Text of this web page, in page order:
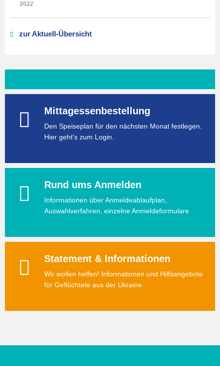
2022
zur Aktuell-Übersicht
Mittagessenbestellung
Den Speiseplan für den nächsten Monat festlegen.
Hier geht's zum Login.
Rund ums Anmelden
Informationen über Anmeldeablaufplan,
Auswahlverfahren, einzelne Anmeldeformulare
Statement & Informationen
Wir wollen helfen! Informationen und Hilfsangebote
für Geflüchtete aus der Ukraine.